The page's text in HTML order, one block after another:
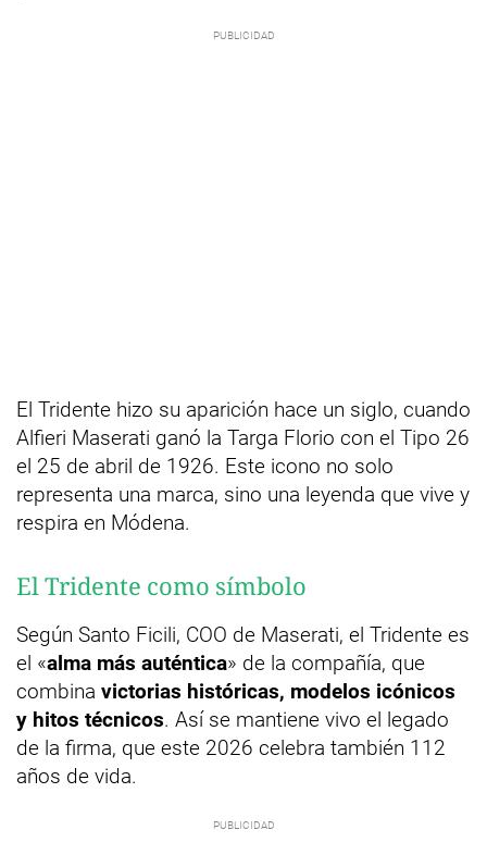
El Tridente hizo su aparición hace un siglo, cuando
Alfieri Maserati ganó la Targa Florio con el Tipo 26
el 25 de abril de 1926. Este icono no solo
representa una marca, sino una leyenda que vive y
respira en Módena.
El Tridente como símbolo
Según Santo Ficili, COO de Maserati, el Tridente es
el «alma más auténtica» de la compañía, que
combina victorias históricas, modelos icónicos
y hitos técnicos. Así se mantiene vivo el legado
de la firma, que este 2026 celebra también 112
años de vida.